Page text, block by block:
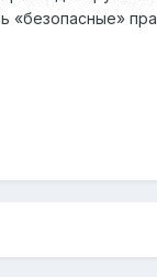
«безопасные»